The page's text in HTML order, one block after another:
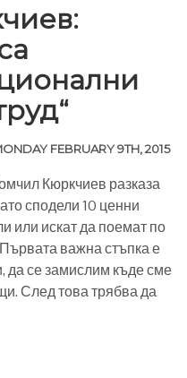
FEBRUARY 9TH, 2015
Кюркчиев разказа
сподели 10 ценни
или искат да поемат по
важна стъпка е
да се замислим къде сме
След това трябва да